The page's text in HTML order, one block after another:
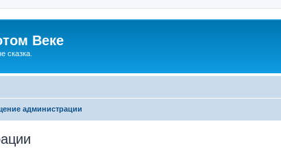
Веке
сказка.
администрации